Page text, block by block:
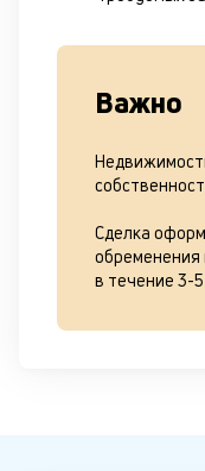
Важно
Сделка
обременения
в течение 3-